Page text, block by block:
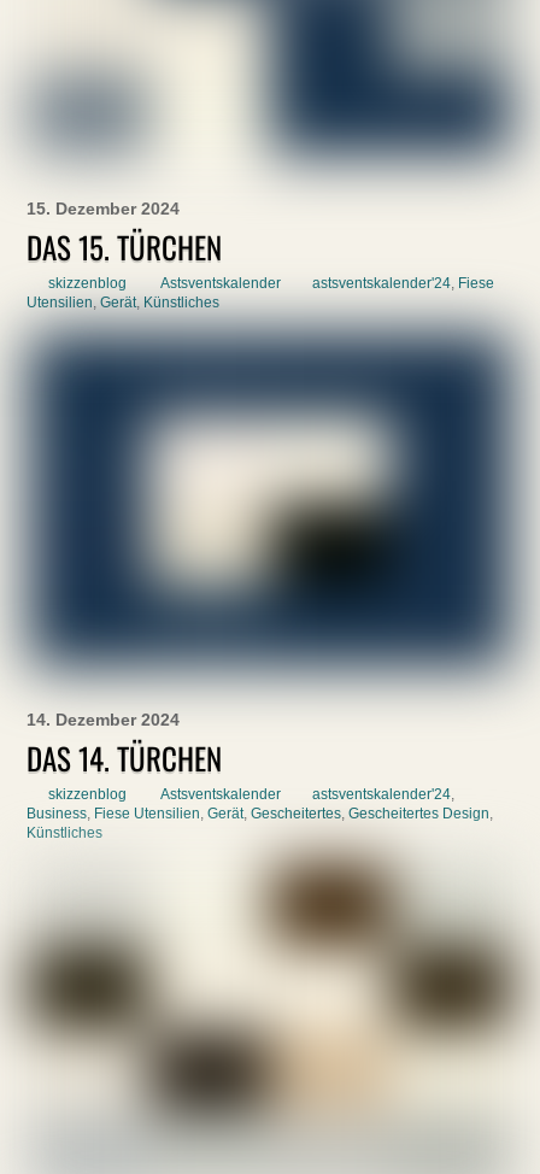
15. Dezember 2024
DAS 15. TÜRCHEN
skizzenblog Astsventskalender astsventskalender'24, Fiese
Utensilien,Gerät, Künstliches
14. Dezember 2024
DAS 14. TÜRCHEN
skizzenblog Astsventskalender astsventskalender'24,
Business, Fiese Utensilien,Gerät,Gescheitertes,Gescheitertes Design,
Künstliches